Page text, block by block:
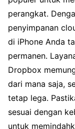
perangkat.
penyimpanan
di iPhone Anda
permanen.
Dropbox
dari mana saja,
tetap lega.
sesuai dengan
untuk